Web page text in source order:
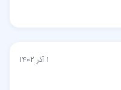
۱ آذر ۱۴۰۲